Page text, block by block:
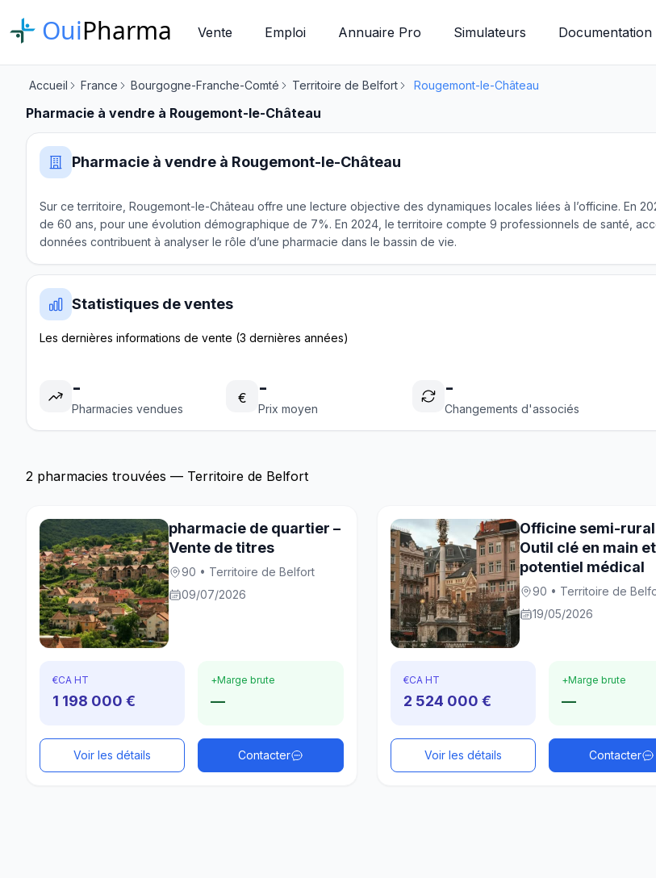
OuiPharma Vente Emploi Annuaire Pro Simulateurs Documentation
Accueil France Bourgogne-Franche-Comté Territoire de Belfort Rougemont-le-Château
Pharmacie à vendre à Rougemont-le-Château
Pharmacie à vendre à Rougemont-le-Château
Sur ce territoire, Rougemont-le-Château offre une lecture objective des dynamiques locales liées à l’officine. En
de 60 ans, pour une évolution démographique de 7%. En 2024, le territoire compte 9 professionnels de santé,
données contribuent à analyser le rôle d’une pharmacie dans le bassin de vie.
Statistiques de ventes
Les dernières informations de vente (3 dernières années)
-
Pharmacies vendues
€ -
Prix moyen
-
Changements d'associés
2 pharmacies trouvées — Territoire de Belfort
pharmacie de quartier –
Vente de titres
90 • Territoire de Belfort
09/07/2026
€CA HT
1 198 000 €
+Marge brute
—
Voir les détails Contacter
Officine semi-
Outil clé en main
potentiel médical
90 • Territoire de
19/05/2026
€CA HT
2 524 000 €
+Marge brute
—
Voir les détails Contacter